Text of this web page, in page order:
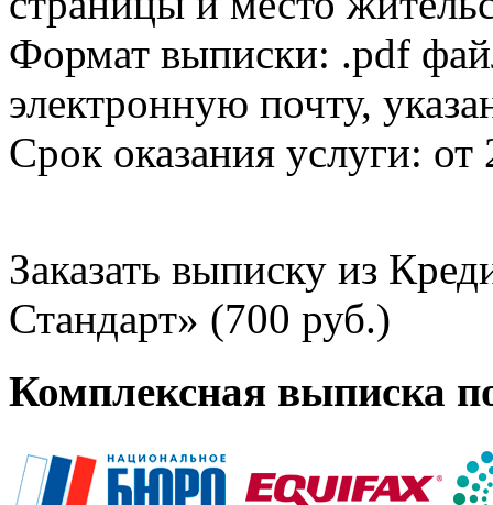
Формат выписки: .pdf
электронную почту,
Срок оказания услуги: от
Заказать выписку из
Стандарт» (700 руб.)
Комплексная выписка